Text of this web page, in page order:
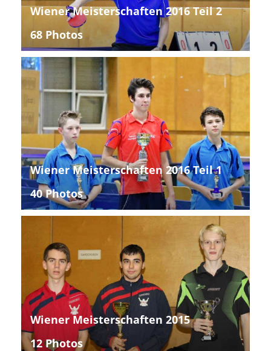
Wiener Meisterschaften 2016 Teil 2
68 Photos
Wiener Meisterschaften 2016 Teil 1
40 Photos
Wiener Meisterschaften 2015
12 Photos